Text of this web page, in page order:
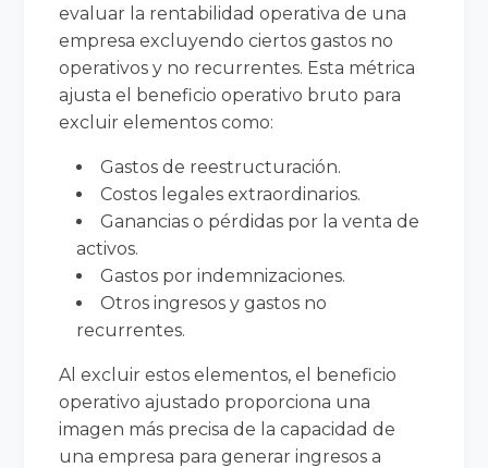
evaluar la rentabilidad operativa de una
empresa excluyendo ciertos gastos no
operativos y no recurrentes. Esta métrica
ajusta el beneficio operativo bruto para
excluir elementos como:
Gastos de reestructuración.
Costos legales extraordinarios.
Ganancias o pérdidas por la venta de
activos.
Gastos por indemnizaciones.
Otros ingresos y gastos no
recurrentes.
Al excluir estos elementos, el beneficio
operativo ajustado proporciona una
imagen más precisa de la capacidad de
una empresa para generar ingresos a